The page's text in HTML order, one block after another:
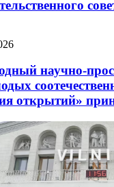
научно-
открытий»